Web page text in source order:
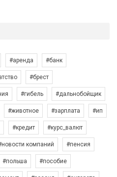
#аренда #банк
#брест
#гибель #дальнобойщик
#животное #зарплата #ип
#кредит #курс_валют
компаний #пенсия
#польша #пособие